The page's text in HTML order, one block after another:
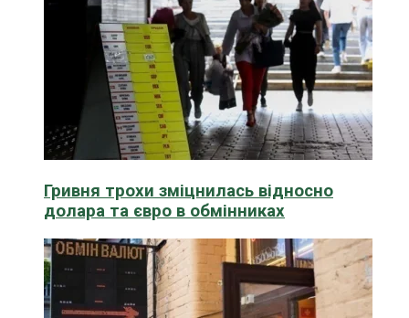
Гривня трохи зміцнилась відносно
долара та євро в обмінниках